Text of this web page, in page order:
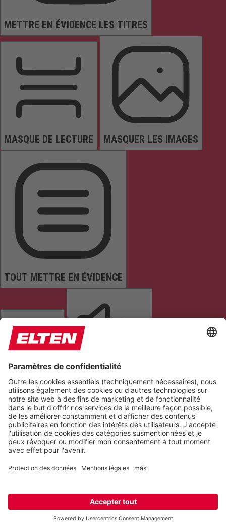
METTRE EN ÉVIDENCE LES TITRES
MASQUE DE LECTURE MASQUER LES IMAGES
TOUT METTRE EN ÉVIDENCE
ARRÊTER LES ANIMATIONS